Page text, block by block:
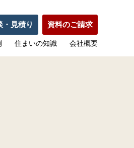
・見積り 資料のご請求
住まいの知識 会社概要